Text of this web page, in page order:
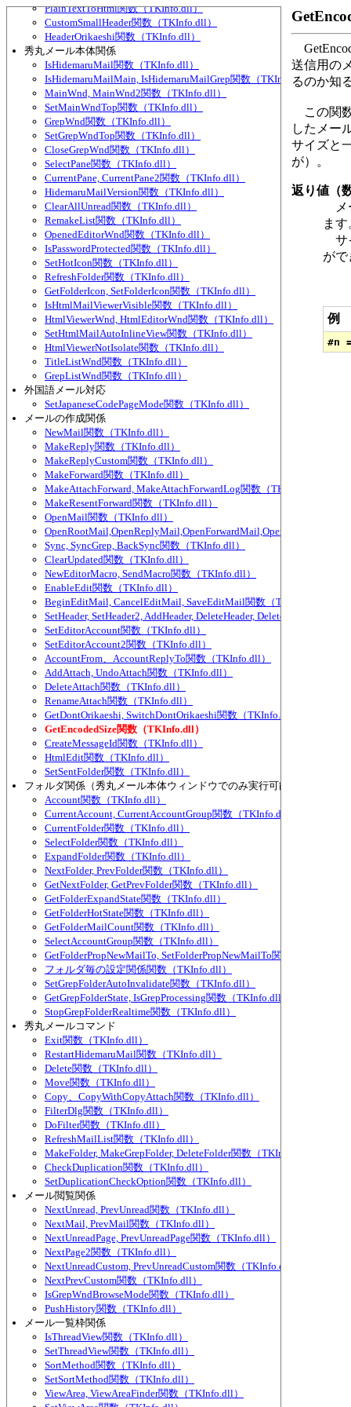
PlainTextToHtml関数（TKInfo.dll）
CustomSmallHeader関数（TKInfo.dll）
HeaderOrikaeshi関数（TKInfo.dll）
秀丸メール本体関係
IsHidemaruMail関数（TKInfo.dll）
IsHidemaruMailMain, IsHidemaruMailGrep関数（TKInfo.dll）
MainWnd, MainWnd2関数（TKInfo.dll）
SetMainWndTop関数（TKInfo.dll）
GrepWnd関数（TKInfo.dll）
SetGrepWndTop関数（TKInfo.dll）
CloseGrepWnd関数（TKInfo.dll）
SelectPane関数（TKInfo.dll）
CurrentPane, CurrentPane2関数（TKInfo.dll）
HidemaruMailVersion関数（TKInfo.dll）
ClearAllUnread関数（TKInfo.dll）
RemakeList関数（TKInfo.dll）
OpenedEditorWnd関数（TKInfo.dll）
IsPasswordProtected関数（TKInfo.dll）
SetHotIcon関数（TKInfo.dll）
RefreshFolder関数（TKInfo.dll）
GetFolderIcon, SetFolderIcon関数（TKInfo.dll）
IsHtmlMailViewerVisible関数（TKInfo.dll）
HtmlViewerWnd, HtmlEditorWnd関数（TKInfo.dll）
SetHtmlMailAutoInlineView関数（TKInfo.dll）
HtmlViewerNotIsolate関数（TKInfo.dll）
TitleListWnd関数（TKInfo.dll）
GrepListWnd関数（TKInfo.dll）
外国語メール対応
SetJapaneseCodePageMode関数（TKInfo.dll）
メールの作成関係
NewMail関数（TKInfo.dll）
MakeReply関数（TKInfo.dll）
MakeReplyCustom関数（TKInfo.dll）
MakeForward関数（TKInfo.dll）
MakeAttachForward, MakeAttachForwardLog関数（TKInfo.dll）
MakeResentForward関数（TKInfo.dll）
OpenMail関数（TKInfo.dll）
OpenRootMail,OpenReplyMail,OpenForwardMail,OpenLog関数（
Sync, SyncGrep, BackSync関数（TKInfo.dll）
ClearUpdated関数（TKInfo.dll）
NewEditorMacro, SendMacro関数（TKInfo.dll）
EnableEdit関数（TKInfo.dll）
BeginEditMail, CancelEditMail, SaveEditMail関数（TKInfo.dll）
SetHeader, SetHeader2, AddHeader, DeleteHeader, DeleteHeader2,
SetEditorAccount関数（TKInfo.dll）
SetEditorAccount2関数（TKInfo.dll）
AccountFrom、AccountReplyTo関数（TKInfo.dll）
AddAttach, UndoAttach関数（TKInfo.dll）
DeleteAttach関数（TKInfo.dll）
RenameAttach関数（TKInfo.dll）
GetDontOrikaeshi, SwitchDontOrikaeshi関数（TKInfo.dll）
GetEncodedSize関数（TKInfo.dll）
CreateMessageId関数（TKInfo.dll）
HtmlEdit関数（TKInfo.dll）
SetSentFolder関数（TKInfo.dll）
フォルダ関係（秀丸メール本体ウィンドウでのみ実行可能な物が多い）
Account関数（TKInfo.dll）
CurrentAccount, CurrentAccountGroup関数（TKInfo.dll）
CurrentFolder関数（TKInfo.dll）
SelectFolder関数（TKInfo.dll）
ExpandFolder関数（TKInfo.dll）
NextFolder, PrevFolder関数（TKInfo.dll）
GetNextFolder, GetPrevFolder関数（TKInfo.dll）
GetFolderExpandState関数（TKInfo.dll）
GetFolderHotState関数（TKInfo.dll）
GetFolderMailCount関数（TKInfo.dll）
SelectAccountGroup関数（TKInfo.dll）
GetFolderPropNewMailTo, SetFolderPropNewMailTo関数（TKInfo.dll
フォルダ毎の設定関係関数（TKInfo.dll）
SetGrepFolderAutoInvalidate関数（TKInfo.dll）
GetGrepFolderState, IsGrepProcessing関数（TKInfo.dll）
StopGrepFolderRealtime関数（TKInfo.dll）
秀丸メールコマンド
Exit関数（TKInfo.dll）
RestartHidemaruMail関数（TKInfo.dll）
Delete関数（TKInfo.dll）
Move関数（TKInfo.dll）
Copy、CopyWithCopyAttach関数（TKInfo.dll）
FilterDlg関数（TKInfo.dll）
DoFilter関数（TKInfo.dll）
RefreshMailList関数（TKInfo.dll）
MakeFolder, MakeGrepFolder, DeleteFolder関数（TKInfo.dll）
CheckDuplication関数（TKInfo.dll）
SetDuplicationCheckOption関数（TKInfo.dll）
メール閲覧関係
NextUnread, PrevUnread関数（TKInfo.dll）
NextMail, PrevMail関数（TKInfo.dll）
NextUnreadPage, PrevUnreadPage関数（TKInfo.dll）
NextPage2関数（TKInfo.dll）
NextUnreadCustom, PrevUnreadCustom関数（TKInfo.dll）
NextPrevCustom関数（TKInfo.dll）
IsGrepWndBrowseMode関数（TKInfo.dll）
PushHistory関数（TKInfo.dll）
メール一覧枠関係
IsThreadView関数（TKInfo.dll）
SetThreadView関数（TKInfo.dll）
SortMethod関数（TKInfo.dll）
SetSortMethod関数（TKInfo.dll）
ViewArea, ViewAreaFinder関数（TKInfo.dll）
送信用の
るのか知
この関
したメー
サイズと
が）。
返り値（
メ
ま
サ
が
例